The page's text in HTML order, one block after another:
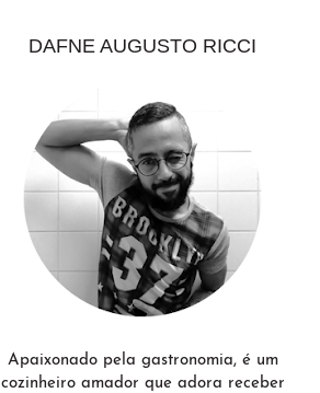
DAFNE AUGUSTO RICCI
Apaixonado pela gastronomia, é um
cozinheiro amador que adora receber